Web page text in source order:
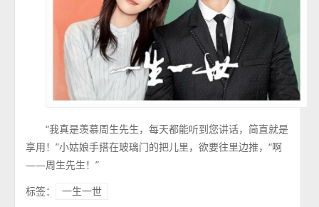
“我真是羡慕周生先生，每天都能听到您讲话，简直就是
享用！”小姑娘手搭在玻璃门的把儿里，欲要往里边推，“啊
——周生先生！”
标签：
一生一世